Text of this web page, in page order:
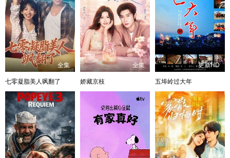
全集
七零凝脂美人飒翻了
全集
娇藏京枝
更新HD
五埠岭过大年